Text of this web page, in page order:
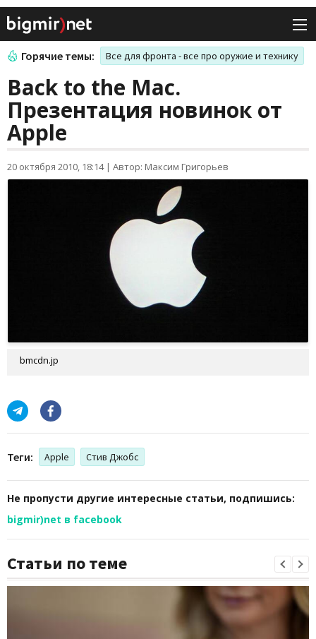
Горячие темы: Все для фронта - все про оружие и технику
Back to the Mac.
Презентация новинок от
Apple
20 октября 2010, 18:14| Автор: Максим Григорьев
bmcdn.jp
Теги: Apple Стив Джобс
Не пропусти другие интересные статьи, подпишись:
bigmir)net в facebook
Статьи по теме